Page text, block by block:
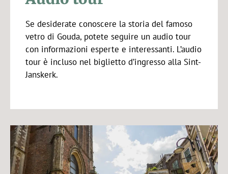
Se desiderate conoscere la storia del famoso
vetro di Gouda, potete seguire un audio tour
con informazioni esperte e interessanti. L’audio
tour è incluso nel biglietto d’ingresso alla Sint-
Janskerk.